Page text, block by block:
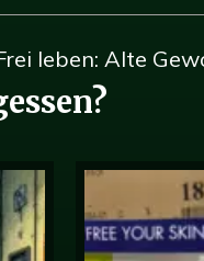
leben: Alte